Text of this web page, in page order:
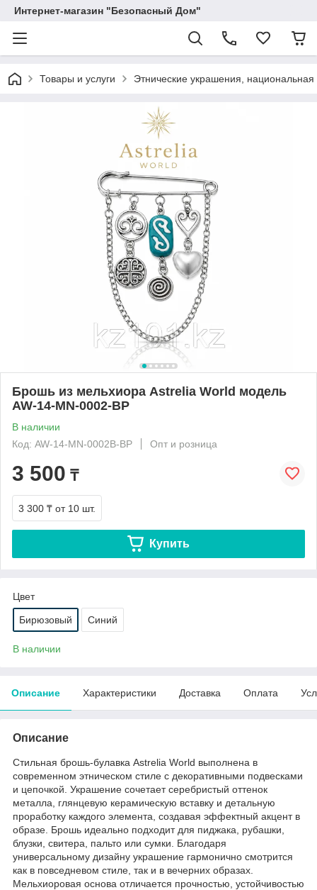
Интернет-магазин "Безопасный Дом"
Товары и услуги Этнические украшения, национальная
Брошь из мельхиора Astrelia World модель
AW-14-MN-0002-BP
В наличии
Код: AW-14-MN-0002B-BP
Опт и розница
3 500 ₸
3 300 ₸ от 10 шт.
Купить
Цвет
Бирюзовый Синий
В наличии
Описание Характеристики Доставка Оплата
Описание
Стильная брошь-булавка Astrelia World выполнена в
современном этническом стиле с декоративными подвесками
и цепочкой. Украшение сочетает серебристый оттенок
металла, глянцевую керамическую вставку и детальную
проработку каждого элемента, создавая эффектный акцент в
образе. Брошь идеально подходит для пиджака, рубашки,
блузки, свитера, пальто или сумки. Благодаря
универсальному дизайну украшение гармонично смотрится
как в повседневом стиле, так и в вечерних образах.
Мельхиоровая основа отличается прочностью, устойчивостью